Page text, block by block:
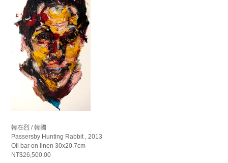
韓在烈 / 韓國
Passersby Hunting Rabbit , 2013
Oil bar on linen 30x20.7cm
NT$26,500.00